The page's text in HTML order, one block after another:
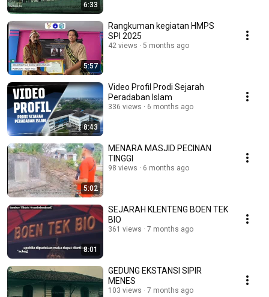
6:33
5:57
Rangkuman kegiatan HMPS
SPI 2025
42 views 5 months ago
8:43
Video Profil Prodi Sejarah
Peradaban Islam
336 views 6 months ago
5:02
MENARA MASJID PECINAN
TINGGI
98 views 6 months ago
8:01
SEJARAH KLENTENG BOEN TEK
BIO
361 views 7 months ago
GEDUNG EKSTANSI SIPIR
MENES
103 views 7 months ago